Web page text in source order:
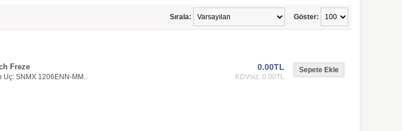
Göster:
Sırala:
0.00TL
KDVsiz: 0.00TL
Freze
Uç: SNMX 1206ENN-MM..